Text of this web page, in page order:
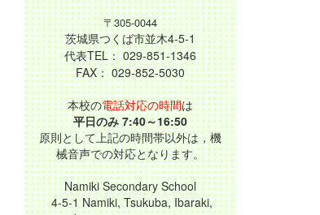
〒305-0044
茨城県つくば市並木4-5-1
代表TEL： 029-851-1346
FAX： 029-852-5030
本校の電話対応の時間は
平日のみ 7:40～16:50
原則として上記の時間帯以外は，機
械音声での対応となります。
Namiki Secondary School
4-5-1 Namiki, Tsukuba, Ibaraki,